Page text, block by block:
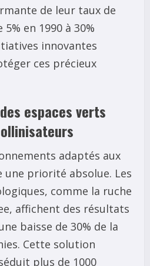
de leur taux de
en 1990 à 30%
innovantes
ces précieux
espaces verts
adaptés aux
une priorité absolue. Les
comme la ruche
affichent des résultats
baisse de 30% de la
Cette solution
plus de 1000